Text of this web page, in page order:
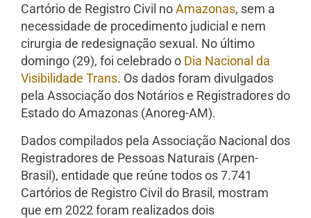
Cartório de Registro Civil noAmazonas, sem a
necessidade de procedimento judicial e nem
cirurgia de redesignação sexual. No último
domingo (29), foi celebrado o Dia Nacional da
Visibilidade Trans. Os dados foram divulgados
pela Associação dos Notários e Registradores do
Estado do Amazonas (Anoreg-AM).
Dados compilados pela Associação Nacional dos
Registradores de Pessoas Naturais (Arpen-
Brasil), entidade que reúne todos os 7.741
Cartórios de Registro Civil do Brasil, mostram
que em 2022 foram realizados dois